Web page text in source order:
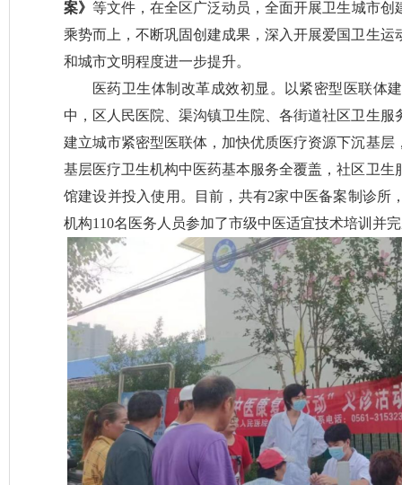
案》等文件，在全区广泛动员，全面开展卫生城市
乘势而上，不断巩固创建成果，深入开展爱国卫生
和城市文明程度进一步提升。
医药卫生体制改革成效初显。以紧密型医联体
中，区人民医院、渠沟镇卫生院、各街道社区卫生
建立城市紧密型医联体，加快优质医疗资源下沉基
基层医疗卫生机构中医药基本服务全覆盖，社区卫
馆建设并投入使用。目前，共有2家中医备案制诊所
机构110名医务人员参加了市级中医适宜技术培训并